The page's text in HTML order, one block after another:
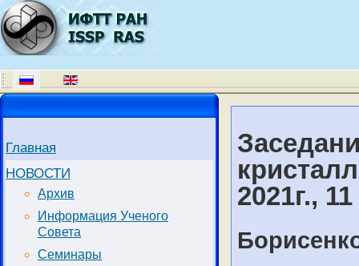
Главная
НОВОСТИ
Архив
Информация Ученого
Совета
Семинары
2021г.,